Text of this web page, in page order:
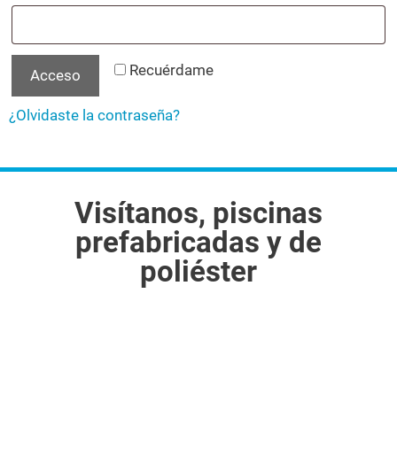
Recuérdame
Acceso
¿Olvidaste la contraseña?
Visítanos, piscinas
prefabricadas y de
poliéster